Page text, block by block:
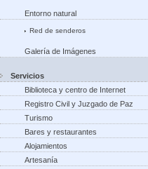
Entorno natural
Red de senderos
Galería de Imágenes
Servicios
Biblioteca y centro de Internet
Registro Civil y Juzgado de Paz
Turismo
Bares y restaurantes
Alojamientos
Artesanía